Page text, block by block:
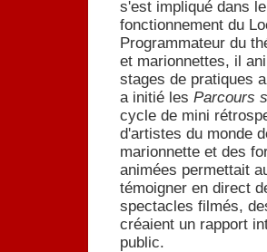
s'est impliqué dans le
fonctionnement du
Programmateur du
et marionnettes, il
stages de pratiques
a initié les Parcours
cycle de mini
d'artistes du monde
marionnette et des
animées permettait
témoigner en direct
spectacles filmés,
créaient un rapport
public.